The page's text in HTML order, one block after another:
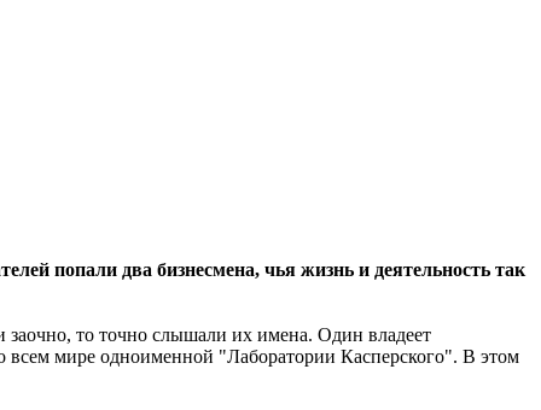
попали два бизнесмена, чья жизнь и деятельность так
то точно слышали их имена. Один владеет
всем мире одноименной "Лаборатории Касперского". В этом